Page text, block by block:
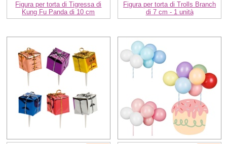
Figura per torta di Tigressa di
Kung Fu Panda di 10 cm
Figura per torta di Trolls Branch
di 7 cm - 1 unità